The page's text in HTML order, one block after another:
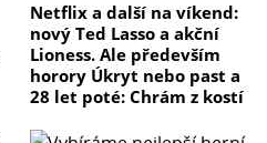
Netflix a další na víkend:
nový Ted Lasso a akční
Lioness. Ale především
horory Úkryt nebo past a
28 let poté: Chrám z kostí